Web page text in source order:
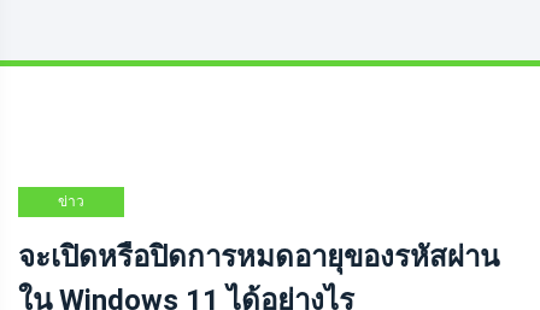
ข่าว
จะเปิดหรือปิดการหมดอายุของรหัสผ่าน
ใน Windows 11 ได้อย่างไร